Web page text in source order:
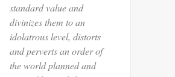
standard value and
divinizes them to an
idolatrous level, distorts
and perverts an order of
the world planned and